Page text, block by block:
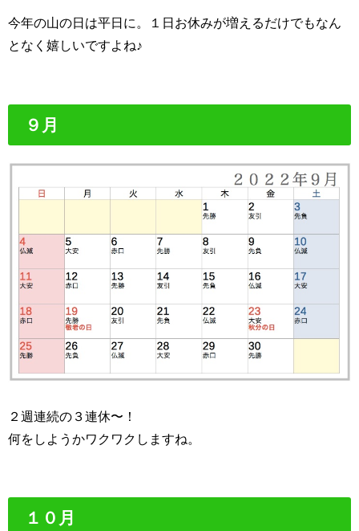
今年の山の日は平日に。１日お休みが増えるだけでもなん
となく嬉しいですよね♪
９月
２週連続の３連休〜！
何をしようかワクワクしますね。
１０月